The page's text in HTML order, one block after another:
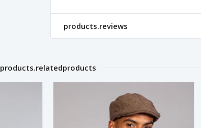
products.reviews
products.relatedproducts